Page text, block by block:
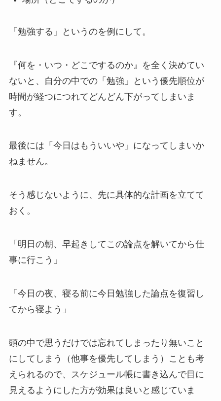
「勉強する」というのを例にして。
『何を・いつ・どこでするのか』を全く決めてい
ないと、自分の中での「勉強」という優先順位が
時間が経つにつれてどんどん下がってしまいま
す。
最後には「今日はもういいや」になってしまいか
ねません。
そう感じないように、先に具体的な計画を立てて
おく。
「明日の朝、早起きしてこの論点を解いてから仕
事に行こう」
「今日の夜、寝る前に今日勉強した論点を復習し
てから寝よう」
頭の中で思うだけでは忘れてしまったり無いこと
にしてしまう（他事を優先してしまう）ことも考
えられるので、スケジュール帳に書き込んで目に
見えるようにした方が効果は良いと感じていま